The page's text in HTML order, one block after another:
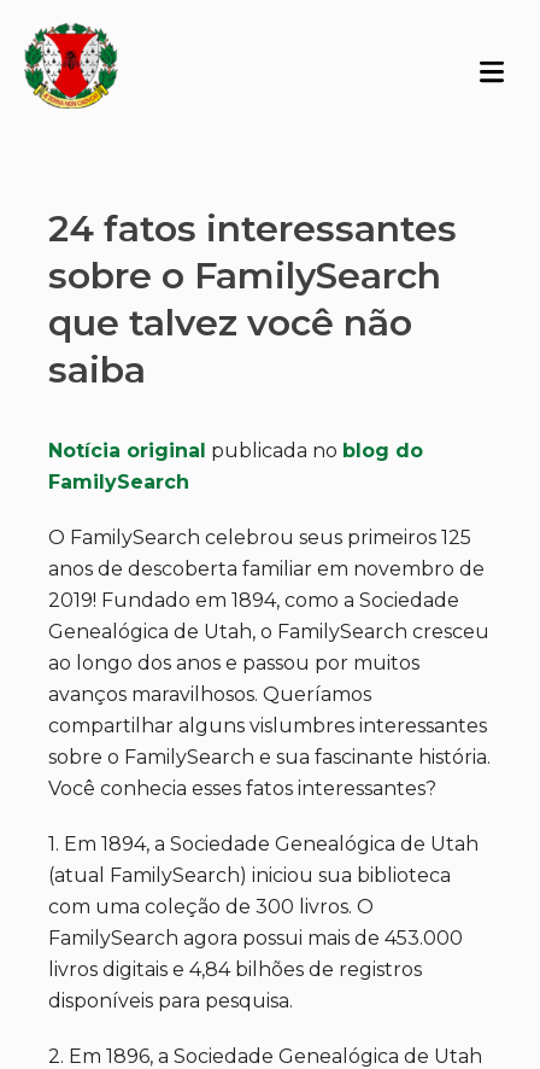
24 fatos interessantes
sobre o FamilySearch
que talvez você não
saiba
Notícia original publicada no blog do
FamilySearch
O FamilySearch celebrou seus primeiros 125
anos de descoberta familiar em novembro de
2019! Fundado em 1894, como a Sociedade
Genealógica de Utah, o FamilySearch cresceu
ao longo dos anos e passou por muitos
avanços maravilhosos. Queríamos
compartilhar alguns vislumbres interessantes
sobre o FamilySearch e sua fascinante história.
Você conhecia esses fatos interessantes?
1. Em 1894, a Sociedade Genealógica de Utah
(atual FamilySearch) iniciou sua biblioteca
com uma coleção de 300 livros. O
FamilySearch agora possui mais de 453.000
livros digitais e 4,84 bilhões de registros
disponíveis para pesquisa.
2. Em 1896, a Sociedade Genealógica de Utah